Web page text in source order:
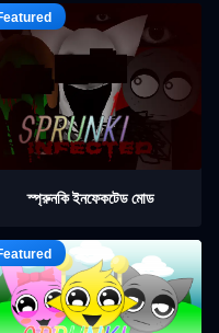
স্প্রুনকি ইনফেকটেড মোড